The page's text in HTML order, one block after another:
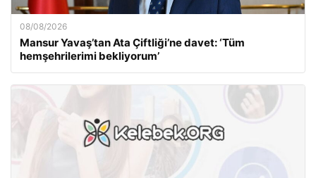
08/08/2026
Mansur Yavaş’tan Ata Çiftliği’ne davet: ‘Tüm
hemşehrilerimi bekliyorum’